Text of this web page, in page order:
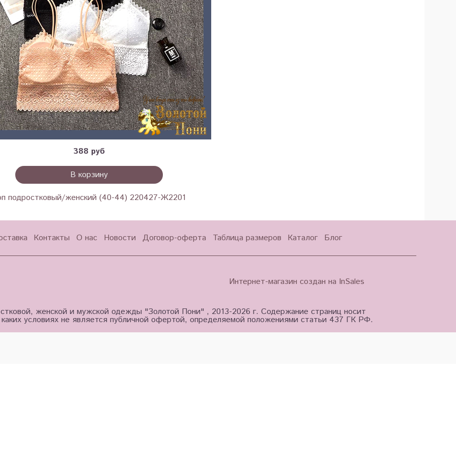
388 руб
В корзину
подростковый/женский (40-44) 220427-Ж2201
Контакты О нас Новости Договор-оферта Таблица размеров Каталог Блог
Интернет-магазин создан на InSales
женской и мужской одежды "Золотой Пони" , 2013-2026 г. Содержание страниц носит
условиях не является публичной офертой, определяемой положениями статьи 437 ГК РФ.